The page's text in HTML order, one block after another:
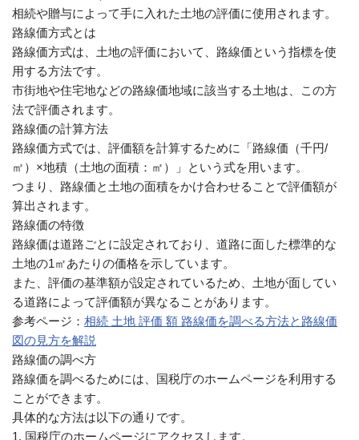
相続や贈与によって手に入れた土地の評価に使用されます。
路線価方式とは
路線価方式は、土地の評価において、路線価という指標を使
用する方法です。
市街地や住宅地などの路線価地域に該当する土地は、この方
法で評価されます。
路線価の計算方法
路線価方式では、評価額を計算するために「路線価（千円/
㎡）×地積（土地の面積：㎡）」という式を用います。
つまり、路線価と土地の面積をかけ合わせることで評価額が
算出されます。
路線価の特徴
路線価は道路ごとに設定されており、道路に面した標準的な
土地の1㎡あたりの価格を示しています。
また、評価の基準額が設定されているため、土地が面してい
る道路によって評価額が異なることがあります。
参考ページ： 相続 土地 評価 額 路線価を調べる方法と路線価
図の見方を解説
路線価の調べ方
路線価を調べるためには、国税庁のホームページを利用する
ことができます。
具体的な方法は以下の通りです。
1. 国税庁のホームページにアクセスします。